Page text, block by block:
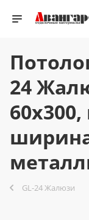
24
GL-24 Жалюзи